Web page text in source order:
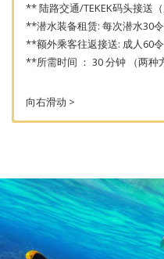
** 陆路交通/TEKEK码头接送
**潜水装备租赁: 每次潜水30令
**额外乘客往返接送: 成人60令
**所需时间 ： 30 分钟 （两种
向右滑动 >
配套（每人）：3
水(自备设备）x
码头接送.